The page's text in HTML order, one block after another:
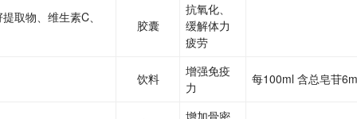
取物、维生素C、
胶囊
抗氧化、
缓解体力
疲劳
饮料
增强免疫
力
每100ml 含总皂苷
增加骨密